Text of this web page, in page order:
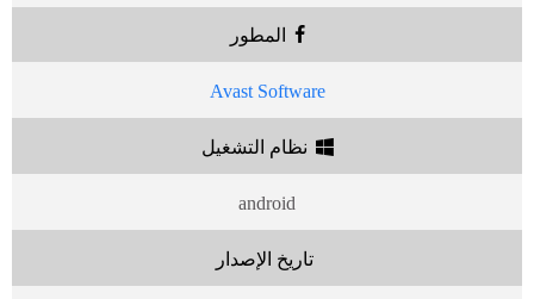
المطور
Avast Software
نظام التشغيل
android
تاريخ الإصدار